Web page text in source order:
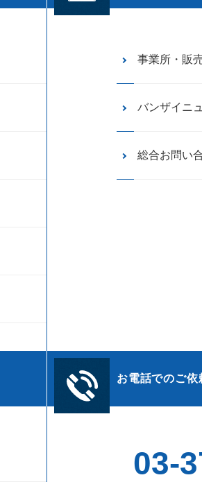
事業所・販
バンザイニ
総合お問い
お電話でのご
03-